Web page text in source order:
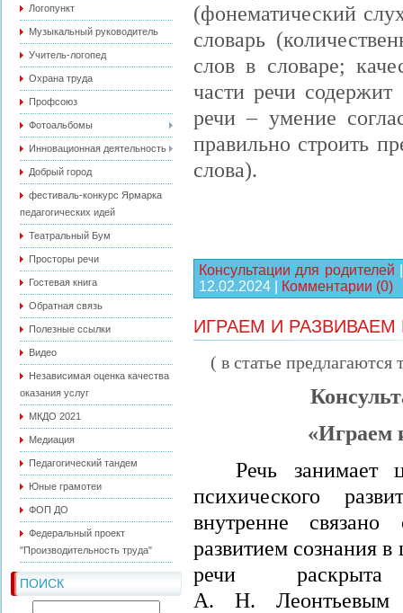
Логопункт
Музыкальный руководитель
Учитель-логопед
Охрана труда
Профсоюз
Фотоальбомы
Инновационная деятельность
Добрый город
фестиваль-конкурс Ярмарка
педагогических идей
Театральный Бум
Просторы речи
Гостевая книга
Обратная связь
Полезные ссылки
Видео
Независимая оценка качества
оказания услуг
МКДО 2021
Медиация
Педагогический тандем
Юные грамотеи
ФОП ДО
Федеральный проект
"Производительность труда"
ПОИСК
(фонематический
словарь
слов в словаре;
части речи содержит
речи – умение
правильно строить
слова).
Консультации для родителей
12.02.2024
Комментарии (0)
ИГРАЕМ И РАЗВИВАЕМ
( в статье
«Играем
Речь занимает
психического
внутренне
развитием сознания
речи раскрыта
А. Н. Леонтьевым